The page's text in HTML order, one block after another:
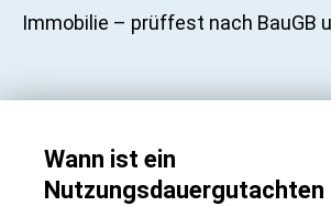
Immobilie – prüffest nach BauGB
Wann ist ein
Nutzungsdauergutachten